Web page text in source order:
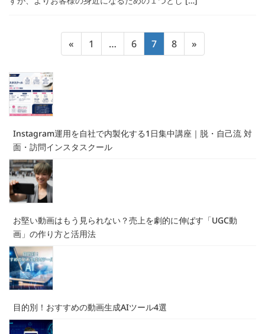
の
ペ
ー
ジ
送
り
«
固
定
1 …
固
定
6
固
定
7
固
定
8 »
Instagram運用を自社で内製化する1日集中講座｜脱・自己流 対
面・訪問インスタスクール
お堅い動画はもう見られない？売上を劇的に伸ばす「UGC動
画」の作り方と活用法
目的別！おすすめの動画生成AIツール4選